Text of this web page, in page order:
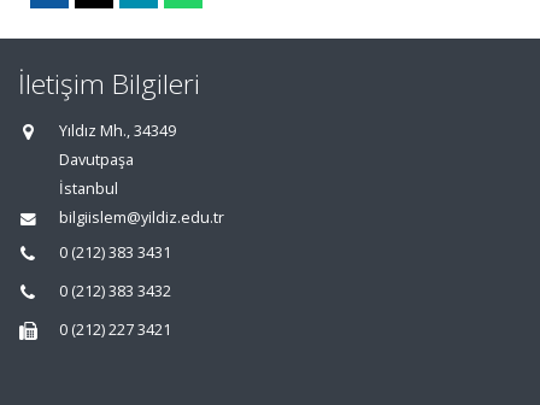
İletişim Bilgileri
Yıldız Mh., 34349
Davutpaşa
İstanbul
bilgiislem@yildiz.edu.tr
0 (212) 383 3431
0 (212) 383 3432
0 (212) 227 3421